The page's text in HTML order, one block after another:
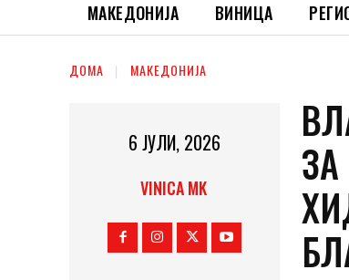
МАКЕДОНИЈА ВИНИЦА
ДОМА МАКЕДОНИЈА
6 ЈУЛИ, 2026
VINICA MK